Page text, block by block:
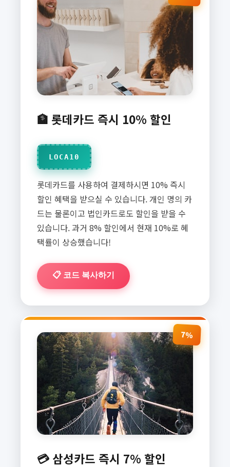
🏦 롯데카드 즉시 10% 할인
LOCA10
롯데카드를 사용하여 결제하시면 10% 즉시
할인 혜택을 받으실 수 있습니다. 개인 명의 카
드는 물론이고 법인카드로도 할인을 받을 수
있습니다. 과거 8% 할인에서 현재 10%로 혜
택률이 상승했습니다!
📋 코드 복사하기
7%
💳 삼성카드 즉시 7% 할인